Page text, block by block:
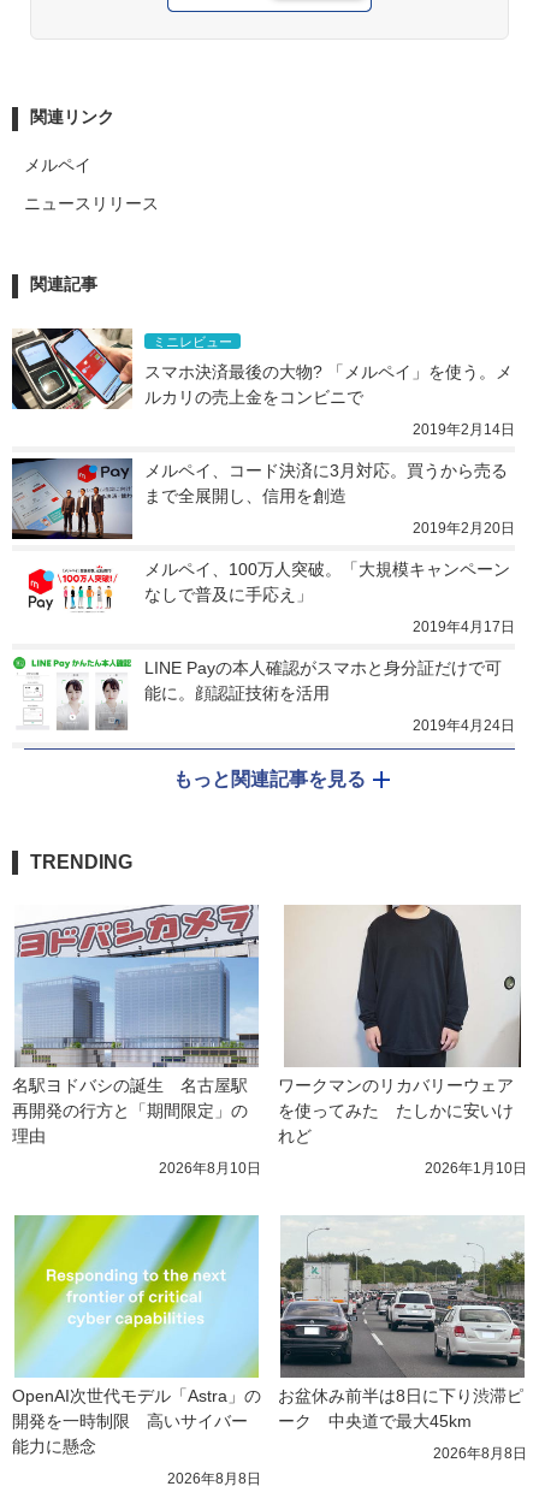
関連リンク
メルペイ
ニュースリリース
関連記事
ミニレビュー
スマホ決済最後の大物? 「メルペイ」を使う。メ
ルカリの売上金をコンビニで
2019年2月14日
メルペイ、コード決済に3月対応。買うから売る
まで全展開し、信用を創造
2019年2月20日
メルペイ、100万人突破。「大規模キャンペーン
なしで普及に手応え」
2019年4月17日
LINE Payの本人確認がスマホと身分証だけで可
能に。顔認証技術を活用
2019年4月24日
もっと関連記事を見る
TRENDING
名駅ヨドバシの誕生　名古屋駅
再開発の行方と「期間限定」の
理由
2026年8月10日
ワークマンのリカバリーウェア
を使ってみた　たしかに安いけ
れど
2026年1月10日
OpenAI次世代モデル「Astra」の
開発を一時制限　高いサイバー
能力に懸念
2026年8月8日
お盆休み前半は8日に下り渋滞ピ
ーク　中央道で最大45km
2026年8月8日